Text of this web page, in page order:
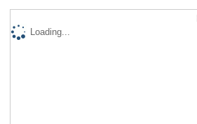
Loading...